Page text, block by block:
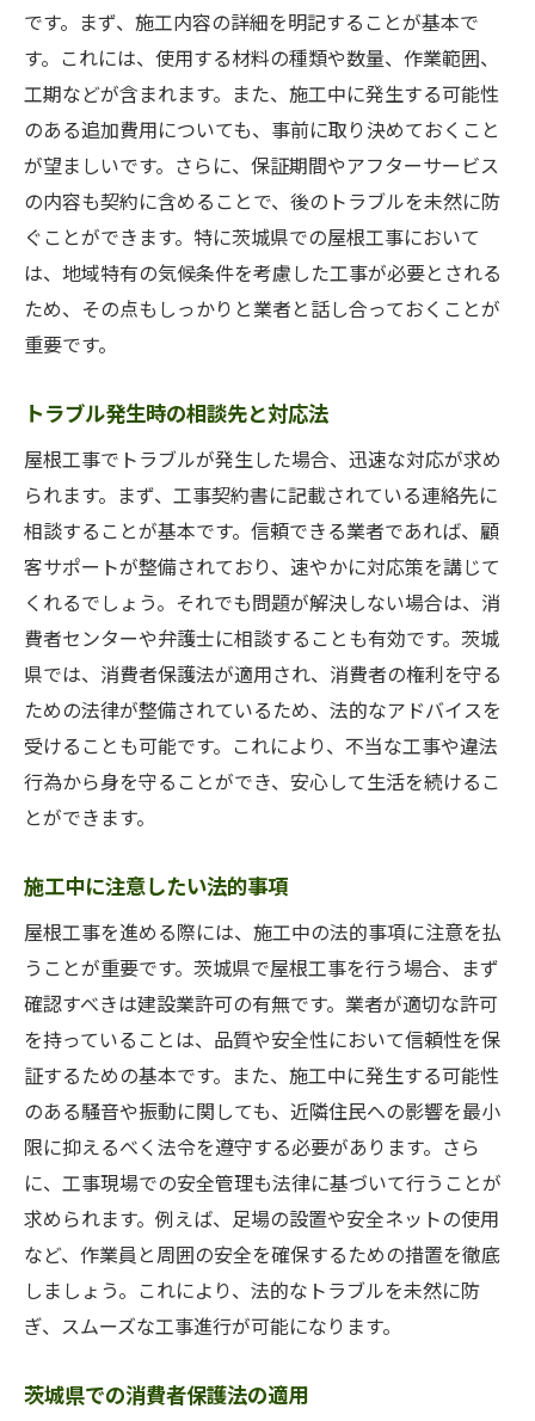
です。まず、施工内容の詳細を明記することが基本で
す。これには、使用する材料の種類や数量、作業範囲、
工期などが含まれます。また、施工中に発生する可能性
のある追加費用についても、事前に取り決めておくこと
が望ましいです。さらに、保証期間やアフターサービス
の内容も契約に含めることで、後のトラブルを未然に防
ぐことができます。特に茨城県での屋根工事において
は、地域特有の気候条件を考慮した工事が必要とされる
ため、その点もしっかりと業者と話し合っておくことが
重要です。
トラブル発生時の相談先と対応法
屋根工事でトラブルが発生した場合、迅速な対応が求め
られます。まず、工事契約書に記載されている連絡先に
相談することが基本です。信頼できる業者であれば、顧
客サポートが整備されており、速やかに対応策を講じて
くれるでしょう。それでも問題が解決しない場合は、消
費者センターや弁護士に相談することも有効です。茨城
県では、消費者保護法が適用され、消費者の権利を守る
ための法律が整備されているため、法的なアドバイスを
受けることも可能です。これにより、不当な工事や違法
行為から身を守ることができ、安心して生活を続けるこ
とができます。
施工中に注意したい法的事項
屋根工事を進める際には、施工中の法的事項に注意を払
うことが重要です。茨城県で屋根工事を行う場合、まず
確認すべきは建設業許可の有無です。業者が適切な許可
を持っていることは、品質や安全性において信頼性を保
証するための基本です。また、施工中に発生する可能性
のある騒音や振動に関しても、近隣住民への影響を最小
限に抑えるべく法令を遵守する必要があります。さら
に、工事現場での安全管理も法律に基づいて行うことが
求められます。例えば、足場の設置や安全ネットの使用
など、作業員と周囲の安全を確保するための措置を徹底
しましょう。これにより、法的なトラブルを未然に防
ぎ、スムーズな工事進行が可能になります。
茨城県での消費者保護法の適用